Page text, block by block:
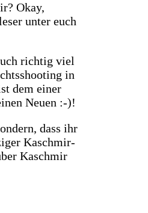
Okay,
unter euch
richtig viel
in
dem einer
Neuen :-)!
dass ihr
Kaschmir-
Kaschmir